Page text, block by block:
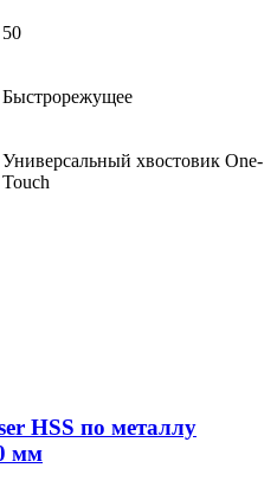
50
Быстрорежущее
Универсальный хвостовик Оne-
Touch
HSS по металлу
мм